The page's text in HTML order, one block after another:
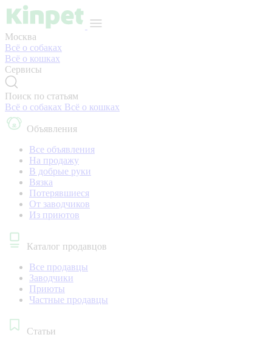
Москва
Всё о собаках
Всё о кошках
Сервисы
Поиск по статьям
Всё о собаках Всё о кошках
Объявления
Все объявления
На продажу
В добрые руки
Вязка
Потерявшиеся
От заводчиков
Из приютов
Каталог продавцов
Все продавцы
Заводчики
Приюты
Частные продавцы
Статьи